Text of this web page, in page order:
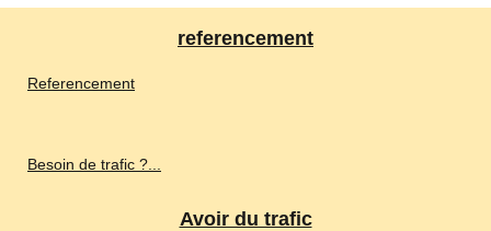
referencement
Referencement
Besoin de trafic ?...
Avoir du trafic